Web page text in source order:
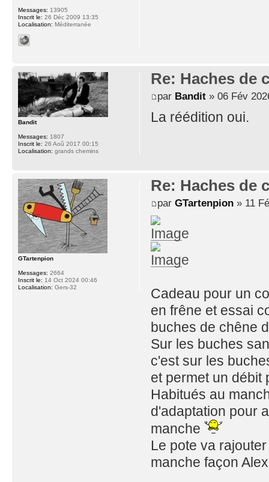
Messages: 13905
Inscrit le: 26 Déc 2009 13:35
Localisation: Méditerranée
Re: Haches de
par Bandit» 06 Fév
La réédition oui.
Bandit
Messages: 1807
Inscrit le: 26 Aoû 2017 00:15
Localisation: grands chemins
Re: Haches de
par GTartenpion» 11
Cadeau pour un
en frêne et essai
buches de chêne
Sur les buches
c'est sur les
et permet un
Habitués au
d'adaptation pour
manche
Le pote va
manche façon
GTartenpion
Messages: 2664
Inscrit le: 14 Oct 2024 00:46
Localisation: Gers-32